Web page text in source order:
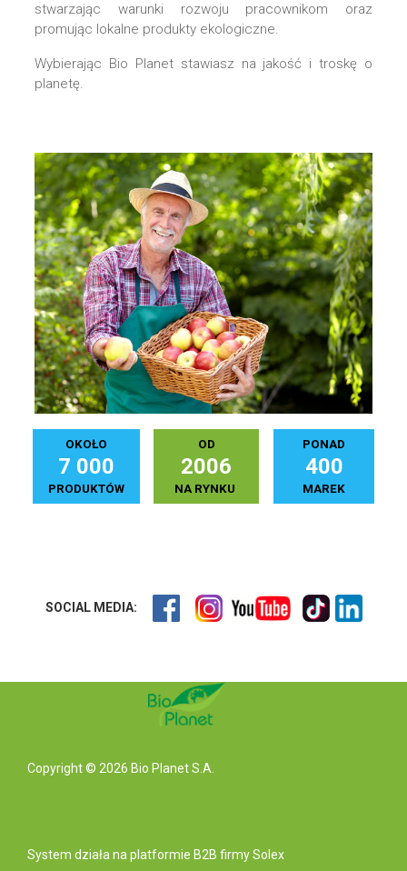
stwarzając warunki rozwoju pracownikom oraz
promując lokalne produkty ekologiczne.
Wybierając Bio Planet stawiasz na jakość i troskę o
planetę.
OKOŁO
7 000
PRODUKTÓW
OD
2006
NA RYNKU
PONAD
400
MAREK
SOCIAL MEDIA:
Copyright © 2026 Bio Planet S.A.
System działa na platformie B2B firmy Solex